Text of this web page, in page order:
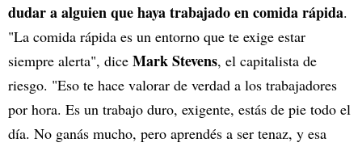
dudar a alguien que haya trabajado en comida rápida.
"La comida rápida es un entorno que te exige estar
siempre alerta", dice Mark Stevens, el capitalista de
riesgo. "Eso te hace valorar de verdad a los trabajadores
por hora. Es un trabajo duro, exigente, estás de pie todo el
día. No ganás mucho, pero aprendés a ser tenaz, y esa